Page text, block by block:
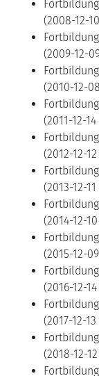
(2008-12-
(2009-12-
(2010-12-
(2011-12-
(2012-12-
(2013-12-
(2014-12-
(2015-12-
(2016-12-
(2017-12-
(2018-12-